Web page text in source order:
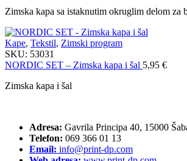
Zimska kapa sa istaknutim okruglim delom za
Kape, Tekstil, Zimski program
SKU: 53031
NORDIC SET – Zimska kapa i šal 5,95 €
Zimska kapa i šal
Adresa: Gavrila Principa 40, 15000
Telefon: 069 366 01 13
Email: info@print-dp.com